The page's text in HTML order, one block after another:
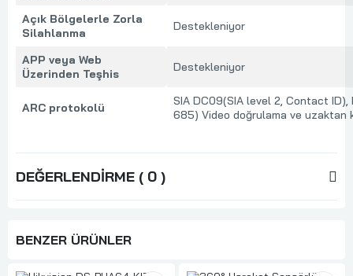
Açık Bölgelerle Zorla
Silahlanma
Destekleniyor
APP veya Web
Üzerinden Teşhis
Destekleniyor
ARC protokolü
SIA DC09(SIA level 2, Contact ID),
685) Video doğrulama ve
DEĞERLENDIRME ( 0 )
BENZER ÜRÜNLER